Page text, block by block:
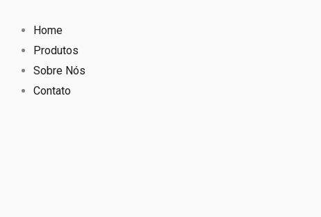
conteúdo
Home
Produtos
Sobre Nós
Contato